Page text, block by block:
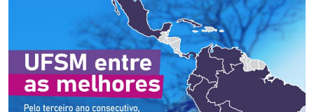
Ministério do Desenvolvimento Regional
Controladoria-Geral da União
Ministério da Mulher, da Família e dos Direitos Humanos